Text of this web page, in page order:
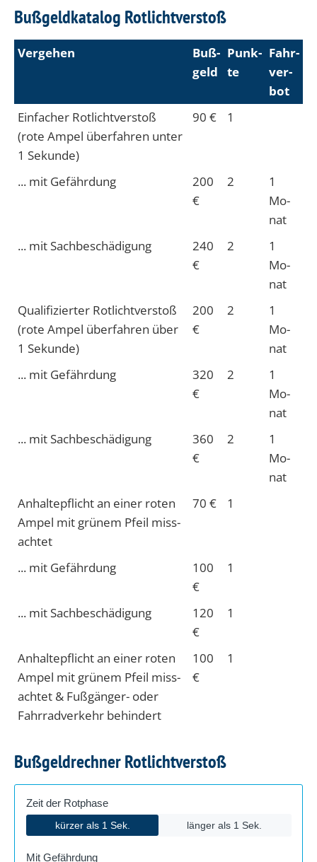
Bußgeldkatalog Rotlichtverstoß
Vergehen
Buß­
geld
Punk­
te
Fahr­
ver­
bot
Einfach­er Rot­licht­verstoß
(rote Am­pel über­fahren unter
1 Se­kun­de)
90 € 1
... mit Gefähr­dung
200
€
2
1
Mo­
nat
... mit Sach­beschädi­gung
240
€
2
1
Mo­
nat
Quali­fizier­ter Rot­licht­verstoß
(rote Am­pel über­fahren über
1 Sekun­de)
200
€
2
1
Mo­
nat
... mit Gefähr­dung
320
€
2
1
Mo­
nat
... mit Sach­beschädi­gung
360
€
2
1
Mo­
nat
Anhalte­pflicht an einer roten
Ampel mit grünem Pfeil miss­
achtet
70 € 1
... mit Gefähr­dung
100
€
1
... mit Sach­beschädi­gung
120
€
1
Anhalte­pflicht an einer roten
Ampel mit grünem Pfeil miss­
achtet & Fuß­gänger- oder
Fahrrad­verkehr behindert
100
€
1
Bußgeldrechner Rotlichtverstoß